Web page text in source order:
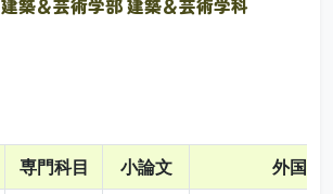
建築＆芸術学部 建築＆芸術学科
専門科目 小論文
外国語